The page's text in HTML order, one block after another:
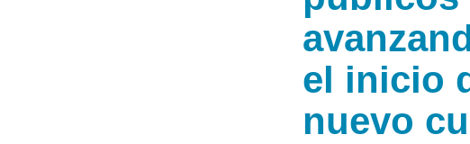
el inicio
nuevo